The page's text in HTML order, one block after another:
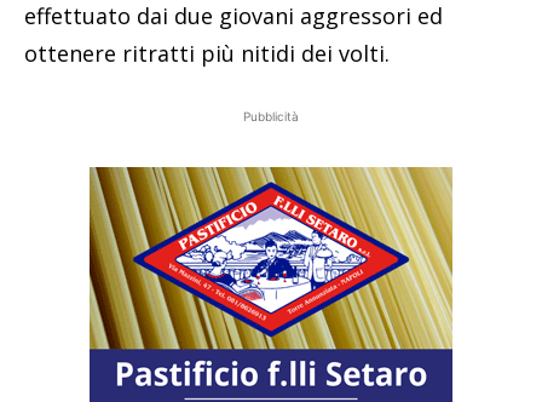
effettuato dai due giovani aggressori ed
ottenere ritratti più nitidi dei volti.
Pubblicità